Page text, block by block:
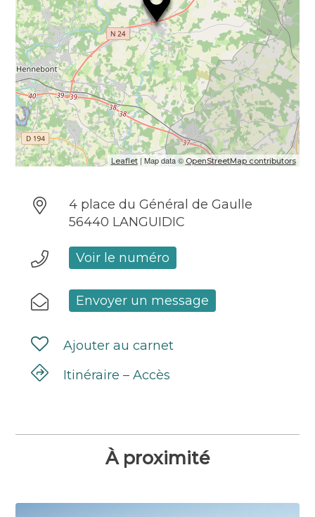
Leaflet| Map data © OpenStreetMap contributors
4 place du Général de Gaulle
56440 LANGUIDIC
Voir le numéro
Envoyer un message
Ajouter au carnet
Itinéraire – Accès
À proximité